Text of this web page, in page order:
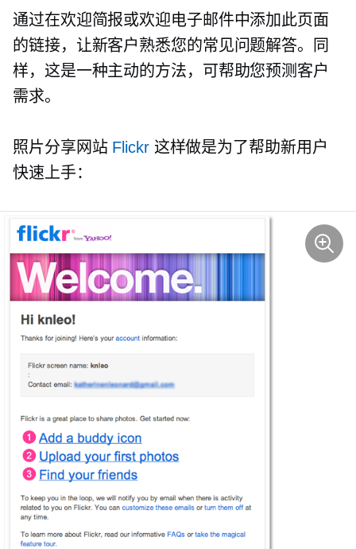
通过在欢迎简报或欢迎电子邮件中添加此页面
的链接，让新客户熟悉您的常见问题解答。同
样，这是一种主动的方法，可帮助您预测客户
需求。
照片分享网站 Flickr这样做是为了帮助新用户
快速上手：